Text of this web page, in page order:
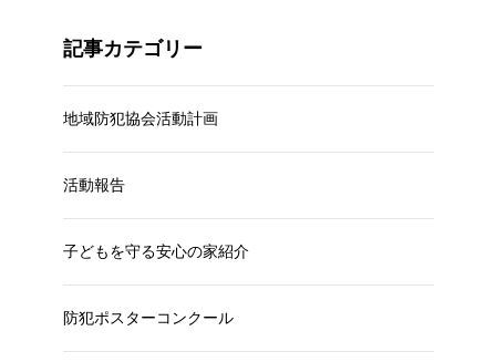
記事カテゴリー
地域防犯協会活動計画
活動報告
子どもを守る安心の家紹介
防犯ポスターコンクール